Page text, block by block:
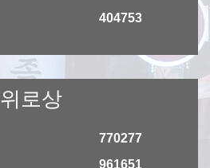
404753
위로상
770277
961651